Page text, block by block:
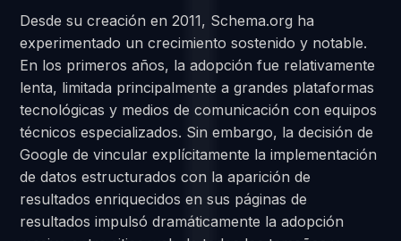
Desde su creación en 2011, Schema.org ha
experimentado un crecimiento sostenido y notable.
En los primeros años, la adopción fue relativamente
lenta, limitada principalmente a grandes plataformas
tecnológicas y medios de comunicación con equipos
técnicos especializados. Sin embargo, la decisión de
Google de vincular explícitamente la implementación
de datos estructurados con la aparición de
resultados enriquecidos en sus páginas de
resultados impulsó dramáticamente la adopción